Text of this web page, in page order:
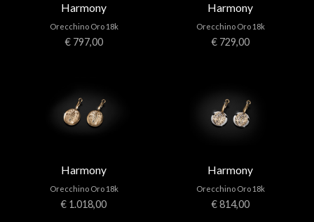
Harmony
Orecchino Oro 18k
€ 797,00
Harmony
Orecchino Oro 18k
€ 729,00
Harmony
Orecchino Oro 18k
€ 1.018,00
Harmony
Orecchino Oro 18k
€ 814,00